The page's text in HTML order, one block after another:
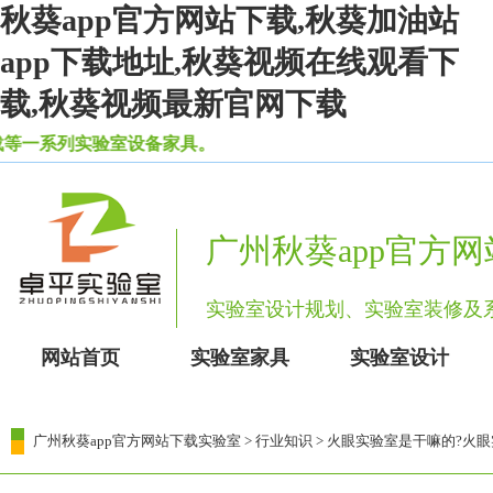
秋葵app官方网站下载,秋葵加油站
app下载地址,秋葵视频在线观看下
载,秋葵视频最新官网下载
系列实验室设备家具。
广州秋葵app官方
实验室设计规划、实验室装修
网站首页 实验室家具 实验室设计
广州秋葵app官方网站下载实验室 > 行业知识 > 火眼实验室是干嘛的?火